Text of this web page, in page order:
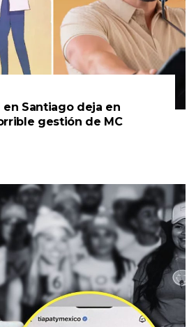
en Santiago deja en
gestión de MC